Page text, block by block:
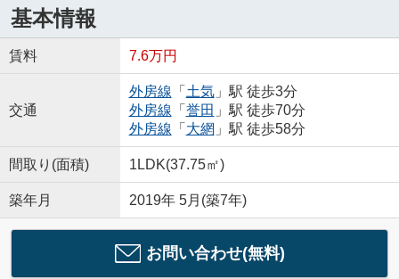
基本情報
賃料 7.6万円
交通
外房線 「 土気」駅 徒歩3分
外房線 「 誉田 」駅 徒歩70分
外房線 「 大網 」駅 徒歩58分
間取り(面積) 1LDK(37.75㎡)
築年月 2019年 5月(築7年)
お問い合わせ(無料)